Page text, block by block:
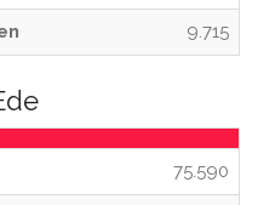
9.715
75.590